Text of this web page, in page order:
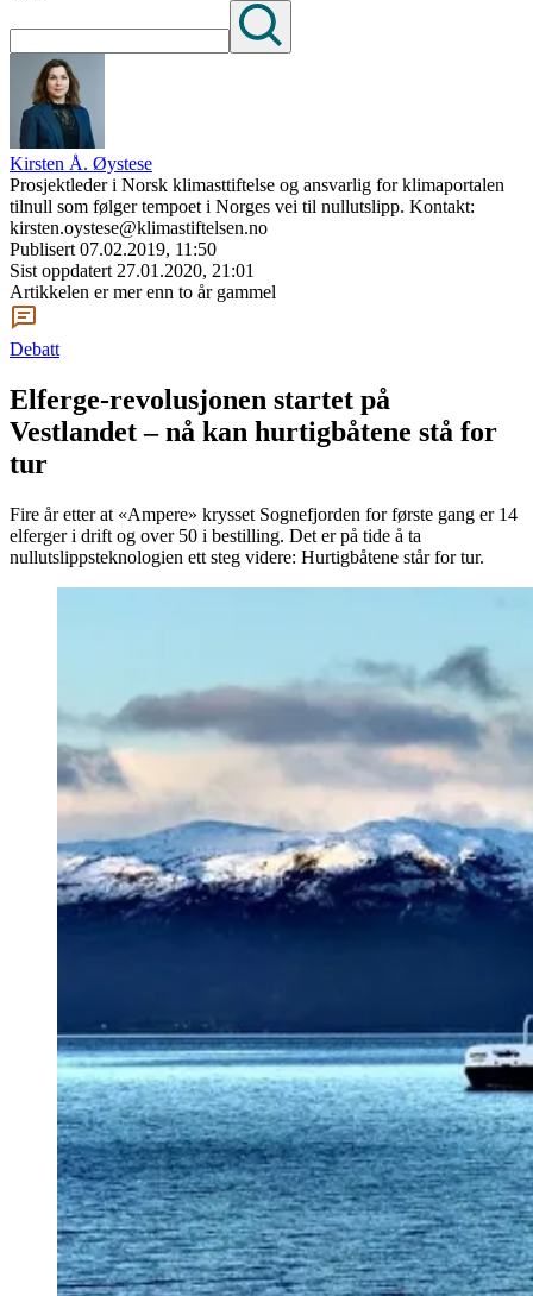
Kirsten Å. Øystese
Prosjektleder i Norsk klimasttiftelse og ansvarlig for klimaportalen
tilnull som følger tempoet i Norges vei til nullutslipp. Kontakt:
kirsten.oystese@klimastiftelsen.no
Publisert 07.02.2019, 11:50
Sist oppdatert 27.01.2020, 21:01
Artikkelen er mer enn to år gammel
Debatt
Elferge-revolusjonen startet på
Vestlandet – nå kan hurtigbåtene stå for
tur
Fire år etter at «Ampere» krysset Sognefjorden for første gang er 14
elferger i drift og over 50 i bestilling. Det er på tide å ta
nullutslippsteknologien ett steg videre: Hurtigbåtene står for tur.